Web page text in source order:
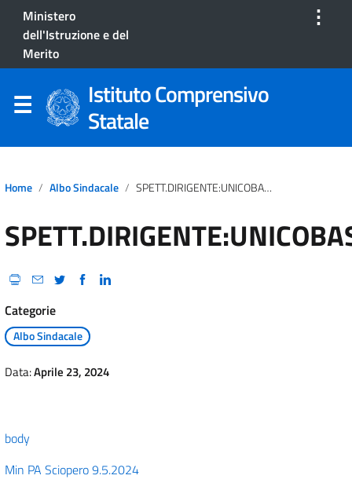
Ministero
dell'Istruzione e del
Merito
⋮
Istituto Comprensivo
Statale
Home Albo Sindacale SPETT.DIRIGENTE:UNICOBAS:CIRCOLARE.MINISTERO.FUNZIONE.PUBBLICA.SCIOPERO.INTERA.GIORNATA.9.MAGGIO.2024
Categorie
Albo Sindacale
Data:Aprile 23, 2024
body
Min PA Sciopero 9.5.2024